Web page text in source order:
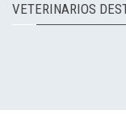
VETERINARIOS